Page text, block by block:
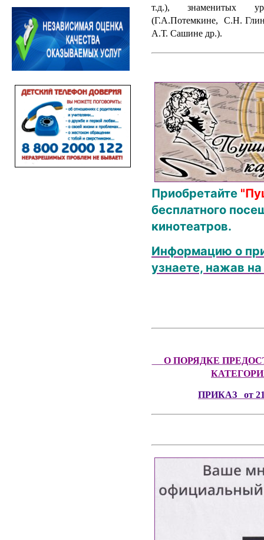
т.д.), знаменитых
(Г.А.Потемкине, С.Н.
А.Т. Сашине др.).
Приобретайте
бесплатного
кинотеатров.
Информацию о
узнаете, нажав
О ПОРЯДКЕ
ПРИКАЗ от